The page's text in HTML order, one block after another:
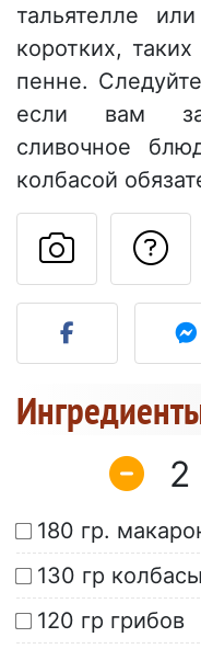
тальятелле
коротких,
пенне. Следуйте
если вам
сливочное
колбасой
2
180 гр.
130 гр колбасы
120 гр грибов